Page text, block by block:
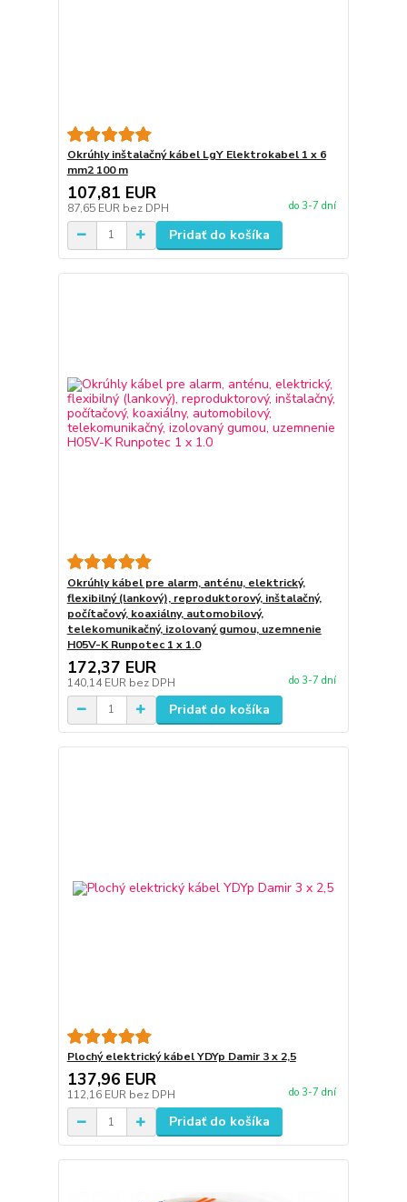
Okrúhly inštalačný kábel LgY Elektrokabel 1 x 6
mm2 100 m
107,81 EUR
87,65 EUR bez DPH do 3-7 dní
Pridať do košíka
Okrúhly kábel pre alarm, anténu, elektrický,
flexibilný (lankový), reproduktorový, inštalačný,
počítačový, koaxiálny, automobilový,
telekomunikačný, izolovaný gumou, uzemnenie
H05V-K Runpotec 1 x 1.0
172,37 EUR
140,14 EUR bez DPH do 3-7 dní
Pridať do košíka
Plochý elektrický kábel YDYp Damir 3 x 2,5
137,96 EUR
112,16 EUR bez DPH do 3-7 dní
Pridať do košíka